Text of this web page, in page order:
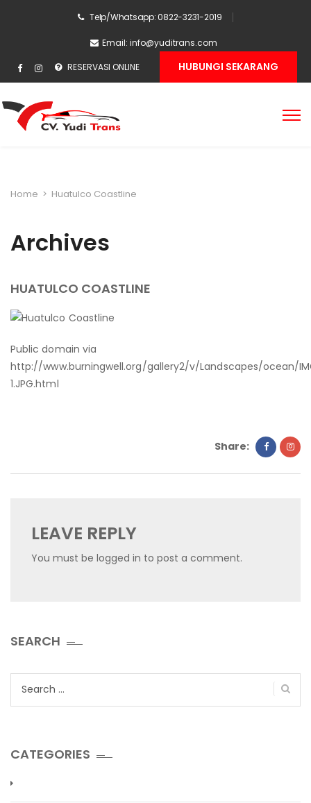
Telp/Whatsapp: 0822-3231-2019
Email: info@yuditrans.com
RESERVASI ONLINE HUBUNGI SEKARANG
Home > Huatulco Coastline
Archives
HUATULCO COASTLINE
Public domain via
http://www.burningwell.org/gallery2/v/Landscapes/ocean/
1.JPG.html
Share:
LEAVE REPLY
You must be logged in to post a comment.
SEARCH
CATEGORIES